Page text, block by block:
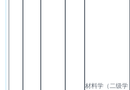
材料学（二级学